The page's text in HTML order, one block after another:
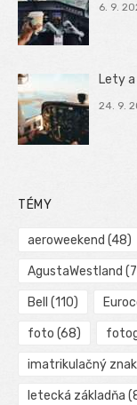
6. 9.
Lety
24. 9.
TÉMY
aeroweekend (48)
AgustaWestland
Bell (110)
foto (68)
imatrikulačný znak
letecká základňa